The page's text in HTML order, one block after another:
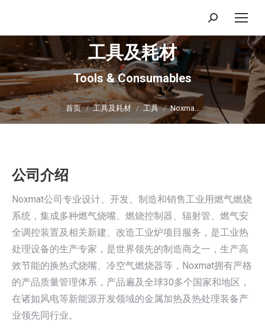
搜
索：
工具及耗材
Tools & Consumables
你在这里：
首页 工具及耗材 工具 Noxma…
公司介绍
Noxmat公司专业设计、开发、制造和销售工业用燃气燃烧
系统，集成多种燃气烧嘴、燃烧控制器、辐射管、燃气安
全调控装置及相关新建、改造工业炉项目服务，是工业热
处理设备的生产专家，是世界领先的制造商之一，生产高
效节能的换热式烧嘴、冷空气燃烧器等，Noxmat拥有严格
的产品质量管理体系，产品遍及全球30多个国家和地区，
在诸如风电等新能源开发领域的金属加热及热处理装备产
业领先同行业。